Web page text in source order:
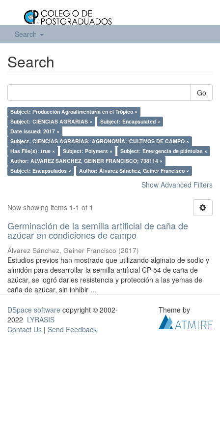
Search
Search
Go
Subject: Producción Agroalimentaria en el Trópico ×
Subject: CIENCIAS AGRARIAS ×
Subject: Encapsulated ×
Date issued: 2017 ×
Subject: CIENCIAS AGRARIAS::AGRONOMÍA::CULTIVOS DE CAMPO ×
Has File(s): true ×
Subject: Polymers ×
Subject: Emergencia de plántulas ×
Author: ALVAREZ SANCHEZ, GEINER FRANCISCO; 738114 ×
Subject: Encapsulados ×
Author: Álvarez Sánchez, Geiner Francisco ×
Show Advanced Filters
Now showing items 1-1 of 1
Germinación de la semilla artificial de caña de
azúcar en condiciones de campo
Álvarez Sánchez, Geiner Francisco (2017)
Estudios previos han mostrado que utilizando alginato de sodio y
almidón para desarrollar la semilla artificial CP-54 de caña de
azúcar, se logró darles resistencia y protección a las yemas de
caña de azúcar, sin inhibir ...
DSpace software copyright © 2002-
2022 LYRASIS
Contact Us | Send Feedback
Theme by